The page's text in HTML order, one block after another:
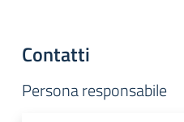
Contatti
Persona responsabile